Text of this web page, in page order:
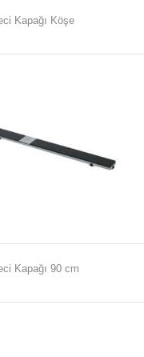
Kapağı Köşe
Kapağı 90 cm